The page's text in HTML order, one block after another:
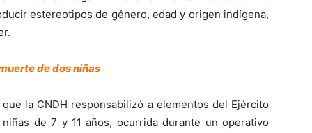
estereotipos de género, edad y origen indígena,
de dos niñas
la CNDH responsabilizó a elementos del Ejército
de 7 y 11 años, ocurrida durante un operativo